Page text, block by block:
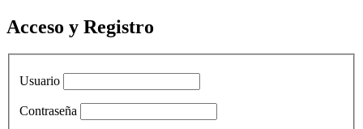
Acceso y Registro
Usuario
Contraseña